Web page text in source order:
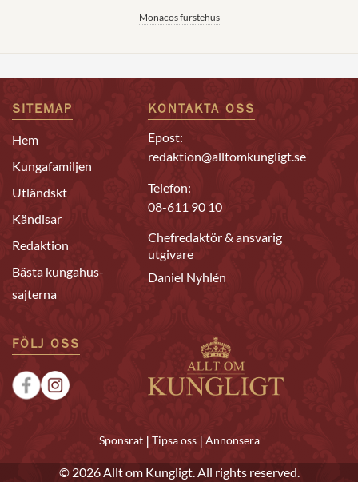
Monacos furstehus
SITEMAP
Hem
Kungafamiljen
Utländskt
Kändisar
Redaktion
Bästa kungahus-
sajterna
KONTAKTA OSS
Epost:
redaktion@alltomkungligt.se
Telefon:
08-611 90 10
Chefredaktör & ansvarig
utgivare
Daniel Nyhlén
FÖLJ OSS
Sponsrat | Tipsa oss | Annonsera
© 2026 Allt om Kungligt. All rights reserved.